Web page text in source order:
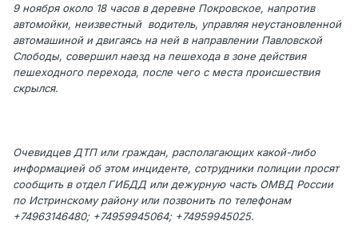
9 ноября около 18 часов в деревне Покровское, напротив
автомойки, неизвестный водитель, управляя неустановленной
автомашиной и двигаясь на ней в направлении Павловской
Слободы, совершил наезд на пешехода в зоне действия
пешеходного перехода, после чего с места происшествия
скрылся.
Очевидцев ДТП или граждан, располагающих какой-либо
информацией об этом инциденте, сотрудники полиции просят
сообщить в отдел ГИБДД или дежурную часть ОМВД России
по Истринскому району или позвонить по телефонам
+74963146480; +74959945064; +74959945025.